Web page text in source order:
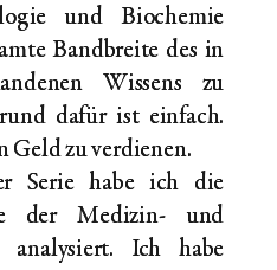
und Biochemie
Bandbreite des in
Wissens zu
dafür ist einfach.
zu verdienen.
Serie habe ich die
der Medizin- und
analysiert. Ich habe